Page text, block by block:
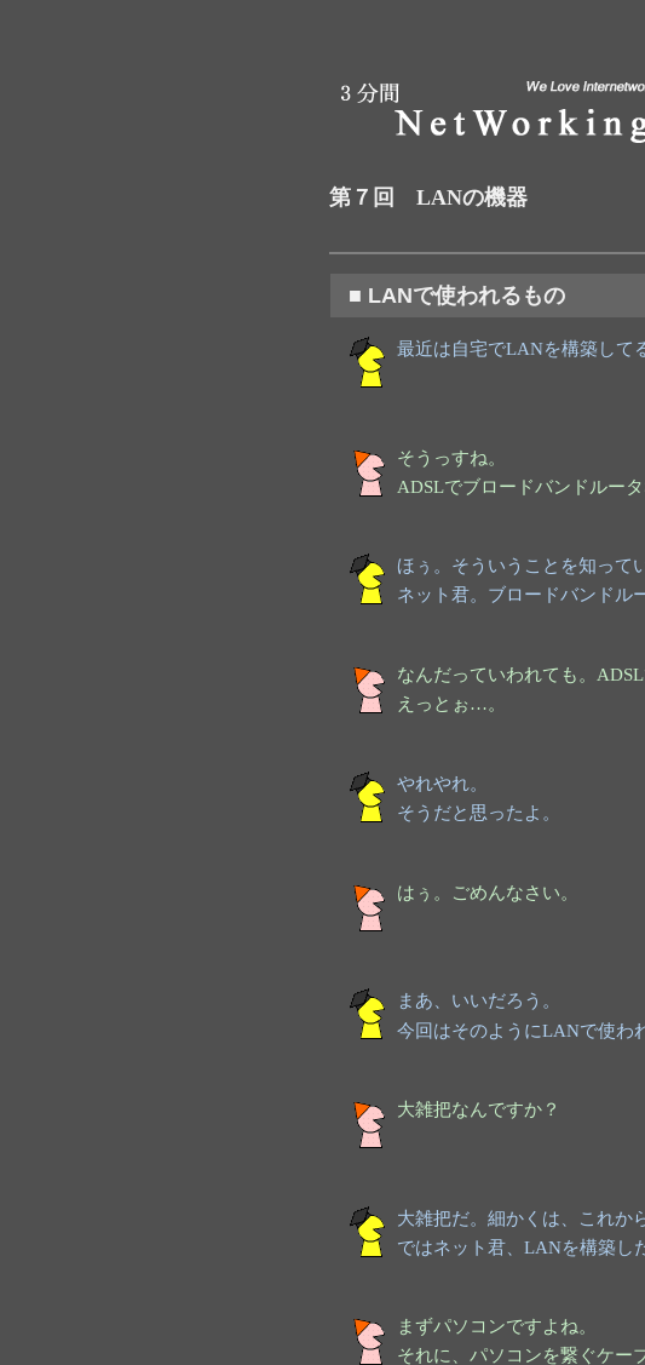
第７回 LANの機器
■ LANで使われるもの
最近は自宅でLANを構築して
そうっすね。
ADSLでブロードバンドルー
ほぅ。そういうことを知って
ネット君。ブロードバンドル
なんだっていわれても。
えっとぉ…。
やれやれ。
そうだと思ったよ。
はぅ。ごめんなさい。
まあ、いいだろう。
今回はそのようにLANで使わ
大雑把なんですか？
大雑把だ。細かくは、これか
ではネット君、LANを構築し
まずパソコンですよね。
それに、パソコンを繋ぐケー